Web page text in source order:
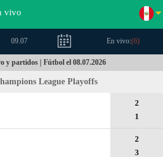
vivo
09.07 En vivo:(6)
y partidos | Fútbol el 08.07.2026
League Playoffs
2
1
2
3